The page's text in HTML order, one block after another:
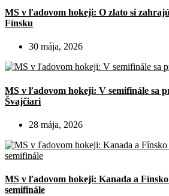
MS v ľadovom hokeji: O zlato si
Fínsku
30 mája, 2026
MS v ľadovom hokeji: V semifinále sa
Švajčiari
28 mája, 2026
MS v ľadovom hokeji: Kanada a
semifinále